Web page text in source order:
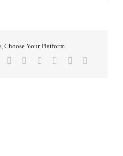
Choose Your Platform!
Facebook
Twitter
Reddit
LinkedIn